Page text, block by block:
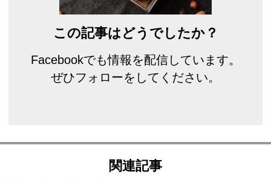
この記事はどうでしたか？
Facebookでも情報を配信しています。
ぜひフォローをしてください。
関連記事